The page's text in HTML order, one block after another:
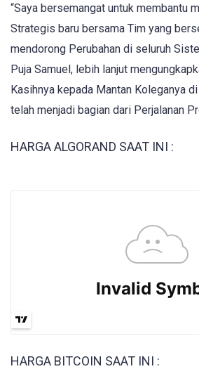
“Saya bersemangat untuk membantu
Strategis baru bersama Tim yang
mendorong Perubahan di seluruh
Puja Samuel, lebih lanjut
Kasihnya kepada Mantan Koleganya
telah menjadi bagian dari Perjalanan
HARGA ALGORAND SAAT INI :
HARGA BITCOIN SAAT INI :